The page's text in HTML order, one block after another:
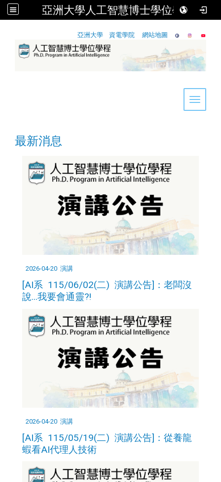
亞洲大學人工智慧博士學位學程
亞洲大學 資電學院 網站地圖
Toggle
最新消息
2026-04-20 演講
[AI系 115/06/02(二) 演講公告]：老闆沒
說...我要會通靈?!
2026-04-20 演講
[AI系 115/05/19(二) 演講公告]：從養龍
蝦看AI代理人技術